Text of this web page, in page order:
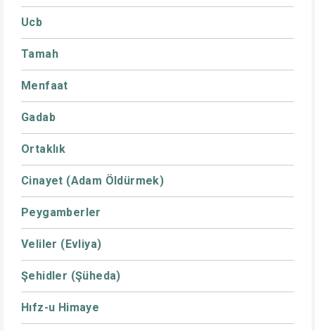
Ucb
Tamah
Menfaat
Gadab
Ortaklık
Cinayet (Adam Öldürmek)
Peygamberler
Veliler (Evliya)
Şehidler (Şüheda)
Hıfz-u Himaye